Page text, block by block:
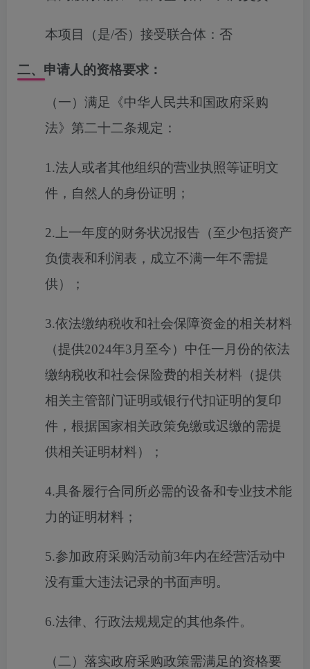
本项目（是/否）接受联合体： 否
二、申请人的资格要求：
（一）满足《中华人民共和国政府采购
法》第二十二条规定：
1.法人或者其他组织的营业执照等证明文
件，自然人的身份证明；
2.上一年度的财务状况报告（至少包括资产
负债表和利润表，成立不满一年不需提
供）；
3.依法缴纳税收和社会保障资金的相关材料
（提供2024年3月至今）中任一月份的依法
缴纳税收和社会保险费的相关材料（提供
相关主管部门证明或银行代扣证明的复印
件，根据国家相关政策免缴或迟缴的需提
供相关证明材料）；
4.具备履行合同所必需的设备和专业技术能
力的证明材料；
5.参加政府采购活动前3年内在经营活动中
没有重大违法记录的书面声明。
6.法律、行政法规规定的其他条件。
（二）落实政府采购政策需满足的资格要